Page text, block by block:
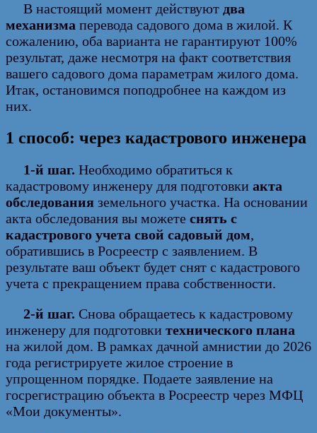
В настоящий момент действуют два
механизма перевода садового дома в жилой. К
сожалению, оба варианта не гарантируют 100%
результат, даже несмотря на факт соответствия
вашего садового дома параметрам жилого дома.
Итак, остановимся поподробнее на каждом из
них.
1 способ: через кадастрового инженера
1-й шаг. Необходимо обратиться к
кадастровому инженеру для подготовки акта
обследования земельного участка. На основании
акта обследования вы можете снять с
кадастрового учета свой садовый дом,
обратившись в Росреестр с заявлением. В
результате ваш объект будет снят с кадастрового
учета с прекращением права собственности.
2-й шаг. Снова обращаетесь к кадастровому
инженеру для подготовки технического плана
на жилой дом. В рамках дачной амнистии до 2026
года регистрируете жилое строение в
упрощенном порядке. Подаете заявление на
госрегистрацию объекта в Росреестр через МФЦ
«Мои документы».